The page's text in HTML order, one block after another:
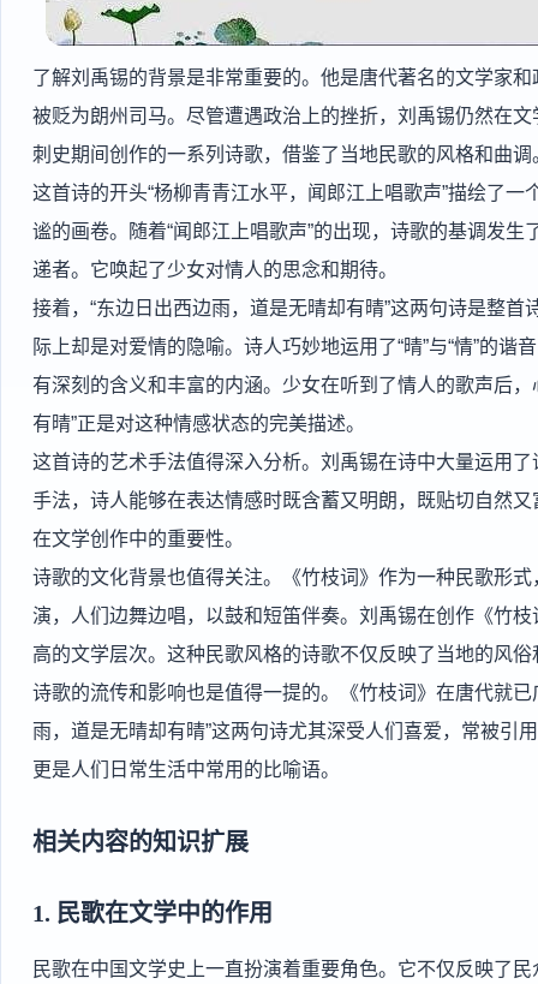
了解刘禹锡的背景是非常重要的。他是唐代著名的文学家
被贬为朗州司马。尽管遭遇政治上的挫折，刘禹锡仍然在
刺史期间创作的一系列诗歌，借鉴了当地民歌的风格和曲调
这首诗的开头“杨柳青青江水平，闻郎江上唱歌声”描绘了
谧的画卷。随着“闻郎江上唱歌声”的出现，诗歌的基调发
递者。它唤起了少女对情人的思念和期待。
接着，“东边日出西边雨，道是无晴却有晴”这两句诗是整
际上却是对爱情的隐喻。诗人巧妙地运用了“晴”与“情”的
有深刻的含义和丰富的内涵。少女在听到了情人的歌声后
有晴”正是对这种情感状态的完美描述。
这首诗的艺术手法值得深入分析。刘禹锡在诗中大量运用
手法，诗人能够在表达情感时既含蓄又明朗，既贴切自然
在文学创作中的重要性。
诗歌的文化背景也值得关注。《竹枝词》作为一种民歌形
演，人们边舞边唱，以鼓和短笛伴奏。刘禹锡在创作《竹
高的文学层次。这种民歌风格的诗歌不仅反映了当地的风
诗歌的流传和影响也是值得一提的。《竹枝词》在唐代就
雨，道是无晴却有晴”这两句诗尤其深受人们喜爱，常被引
更是人们日常生活中常用的比喻语。
相关内容的知识扩展
1. 民歌在文学中的作用
民歌在中国文学史上一直扮演着重要角色。它不仅反映了